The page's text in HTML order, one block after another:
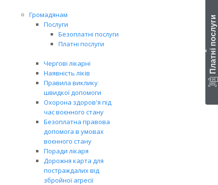
Громадянам
Послуги
Безоплатні послуги
Платні послуги
Чергові лікарні
Наявність ліків
Правила виклику
швидкої допомоги
Охорона здоров'я під
час воєнного стану
Безоплатна правова
допомога в умовах
воєнного стану
Поради лікаря
Дорожня карта для
постраждалих від
збройної агресії
‹ Платні послуги